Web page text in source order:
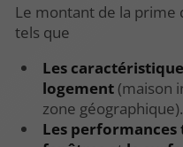
Le montant de la prime
tels que
Les
logement (maison
zone géographique).
Les